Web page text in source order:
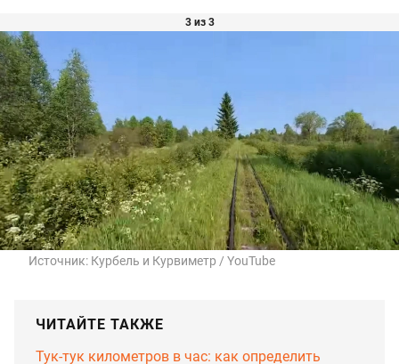
3 из 3
Источник: Курбель и Курвиметр / YouTube
ЧИТАЙТЕ ТАКЖЕ
Тук-тук километров в час: как определить